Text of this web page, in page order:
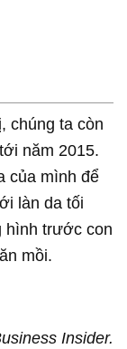
chúng ta còn
năm 2015.
của mình để
làn da tối
hình trước con
mồi.
Insider.